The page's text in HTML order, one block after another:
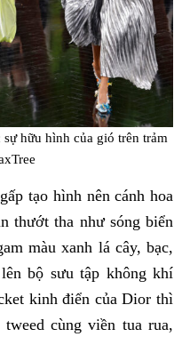
hữu hình của gió trên trảm
tạo hình nên cánh hoa
thướt tha như sóng biển
màu xanh lá cây, bạc,
bộ sưu tập không khí
kinh điển của Dior thì
cùng viền tua rua,